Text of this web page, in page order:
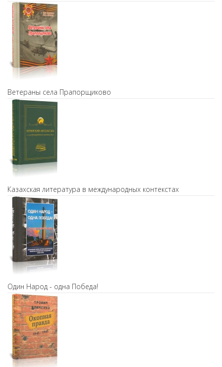
Ветераны села Прапорщиково
Казахская литература в международных контекстах
Один Народ - одна Победа!